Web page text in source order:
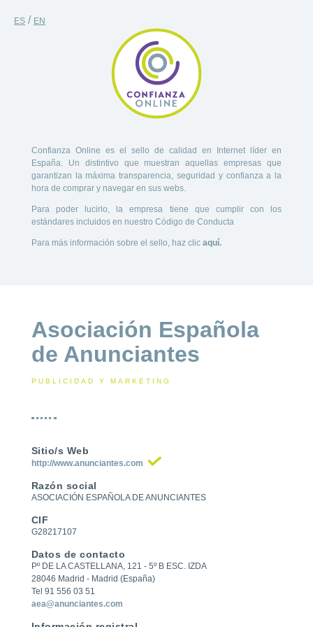
ES / EN
Confianza Online es el sello de calidad en Internet líder en
España. Un distintivo que muestran aquellas empresas que
garantizan la máxima transparencia, seguridad y confianza a la
hora de comprar y navegar en sus webs.
Para poder lucirlo, la empresa tiene que cumplir con los
estándares incluidos en nuestro Código de Conducta
Para más información sobre el sello, haz clic aquí.
Asociación Española
de Anunciantes
PUBLICIDAD Y MARKETING
Sitio/s Web
http://www.anunciantes.com
Razón social
ASOCIACIÓN ESPAÑOLA DE ANUNCIANTES
CIF
G28217107
Datos de contacto
Pº DE LA CASTELLANA, 121 - 5º B ESC. IZDA
28046 Madrid - Madrid (España)
Tel 91 556 03 51
aea@anunciantes.com